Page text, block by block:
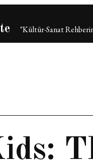
"Kültür-Sanat